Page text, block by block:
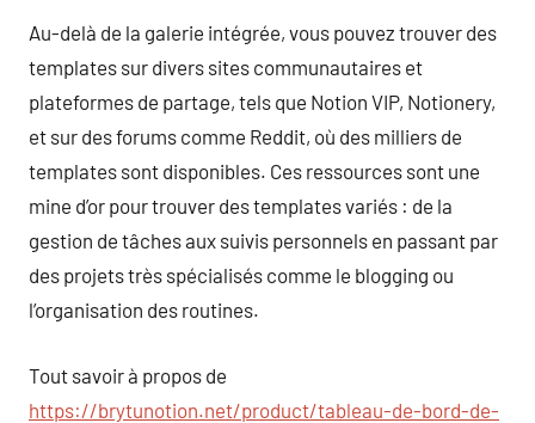
Au-delà de la galerie intégrée, vous pouvez trouver des
templates sur divers sites communautaires et
plateformes de partage, tels que Notion VIP, Notionery,
et sur des forums comme Reddit, où des milliers de
templates sont disponibles. Ces ressources sont une
mine d’or pour trouver des templates variés : de la
gestion de tâches aux suivis personnels en passant par
des projets très spécialisés comme le blogging ou
l’organisation des routines.
Tout savoir à propos de
https://brytunotion.net/product/tableau-de-bord-de-